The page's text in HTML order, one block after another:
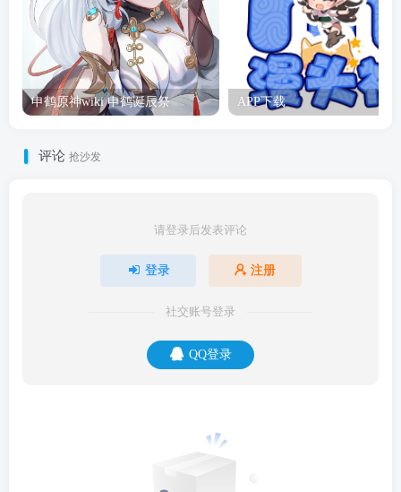
申鹤原神wiki 申鹤诞辰祭 APP下载
评论 抢沙发
请登录后发表评论
登录 注册
社交账号登录
QQ登录